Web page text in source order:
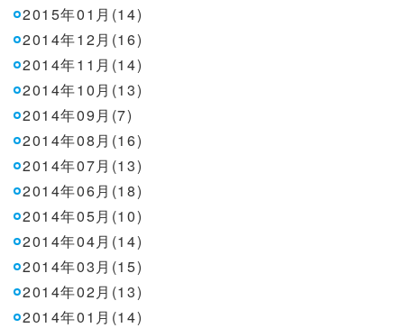
2015年01月(14)
2014年12月(16)
2014年11月(14)
2014年10月(13)
2014年09月(7)
2014年08月(16)
2014年07月(13)
2014年06月(18)
2014年05月(10)
2014年04月(14)
2014年03月(15)
2014年02月(13)
2014年01月(14)